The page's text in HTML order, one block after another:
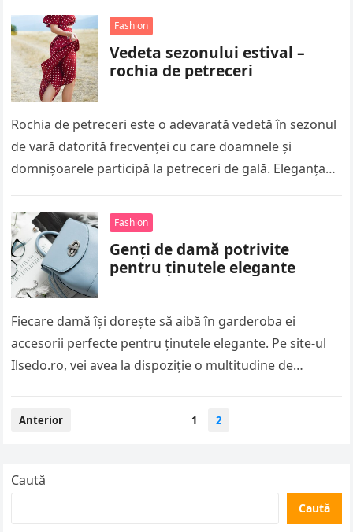
Fashion
Vedeta sezonului estival –
rochia de petreceri
Rochia de petreceri este o adevarată vedetă în sezonul
de vară datorită frecvenței cu care doamnele și
domnișoarele participă la petreceri de gală. Eleganța
Fashion
Genți de damă potrivite
pentru ținutele elegante
Fiecare damă își dorește să aibă în garderoba ei
accesorii perfecte pentru ținutele elegante. Pe site-ul
Ilsedo.ro, vei avea la dispoziție o multitudine de
Paginație
Anterior 1 2
Caută
Caută